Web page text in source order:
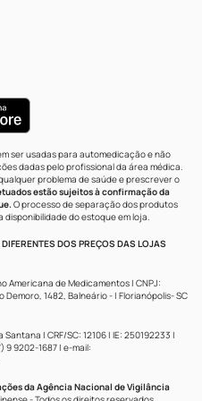
ser usadas para automedicação e não
dadas pelo profissional da área médica.
problema de saúde e prescrever o
estão sujeitos à confirmação da
O processo de separação dos produtos
do estoque em loja.
DOS PREÇOS DAS LOJAS
Americana de Medicamentos | CNPJ:
1482, Balneário - | Florianópolis- SC
| CRF/SC: 12106 | IE: 250192233 |
9 9202-1687 | e-mail:
da Agência Nacional de Vigilância